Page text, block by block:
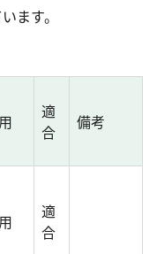
ます。
適
合
備考
適
合